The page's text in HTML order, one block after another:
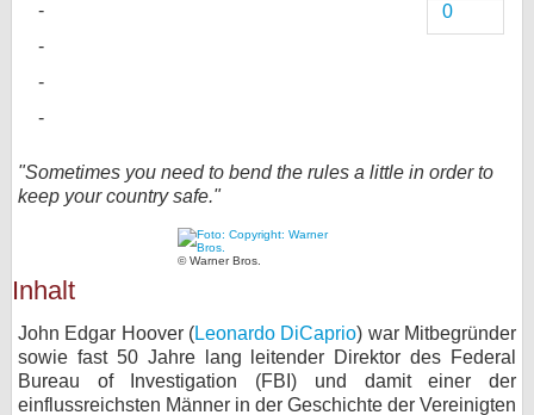
0
"Sometimes you need to bend the rules a little in order to
keep your country safe."
© Warner Bros.
Inhalt
John Edgar Hoover (Leonardo DiCaprio) war Mitbegründer
sowie fast 50 Jahre lang leitender Direktor des Federal
Bureau of Investigation (FBI) und damit einer der
einflussreichsten Männer in der Geschichte der Vereinigten
Forum
bei Facebook
Kontakt
Nutzungsbedingungen